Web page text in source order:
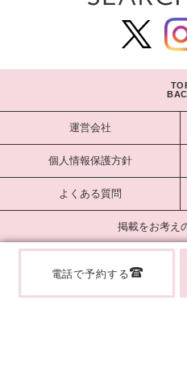
電話で予約する
運営会社
個人情報保護方針
よくある質問
掲載をお考え